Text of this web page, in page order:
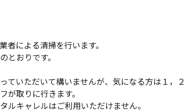
者による清掃を行います。
とおりです。
ていただいて構いませんが、気になる方は１，
が取りに行きます。
ルキャレルはご利用いただけません。